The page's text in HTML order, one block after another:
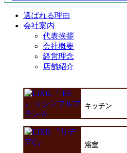
選ばれる理由
会社案内
代表挨拶
会社概要
経営理念
店舗紹介
キッチン
浴室